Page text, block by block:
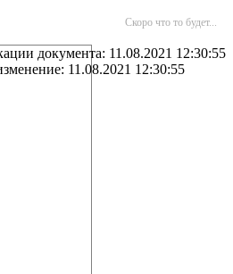
Скоро что то будет...
документа: 11.08.2021 12:30:55
11.08.2021 12:30:55